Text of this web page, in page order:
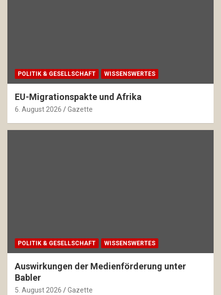
POLITIK & GESELLSCHAFT WISSENSWERTES
EU-Migrationspakte und Afrika
6. August 2026 Gazette
POLITIK & GESELLSCHAFT WISSENSWERTES
Auswirkungen der Medienförderung unter
Babler
5. August 2026 Gazette